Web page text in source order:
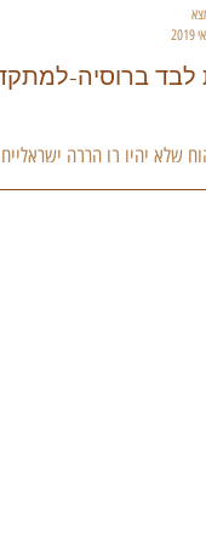
לבד ברוסיה-
שלא יהיו בו הרבה
רציתי לנוח, לבד. אני חייבת